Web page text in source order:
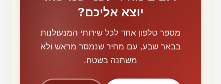
יוצא אליכם?
מספר טלפון אחד לכל שירותי המנעולנות
בבאר שבע, עם מחיר שנמסר מראש ולא
משתנה בשטח.